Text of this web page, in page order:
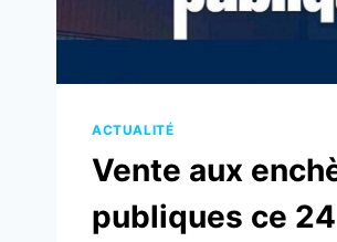
NOVEMBRE
PROCHAIN
PORT
ACTUALITÉ
Vente aux
publiques ce